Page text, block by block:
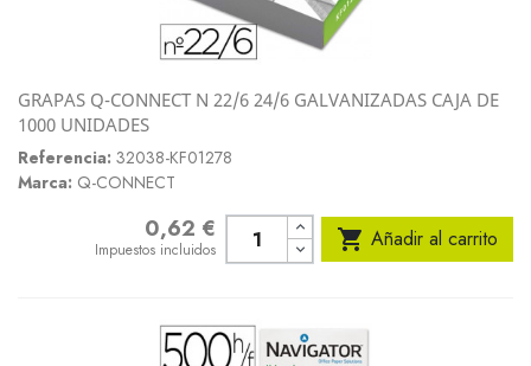
GRAPAS Q-CONNECT N 22/6 24/6 GALVANIZADAS CAJA DE
1000 UNIDADES
Referencia: 32038-KF01278
Marca: Q-CONNECT
0,62 €
Impuestos incluidos  Añadir al carrito